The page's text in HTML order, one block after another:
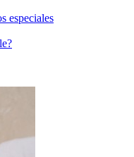
especiales